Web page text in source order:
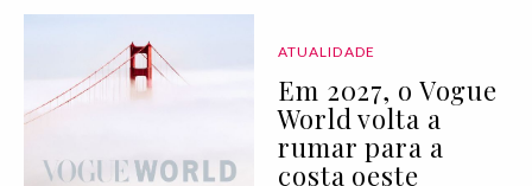
ATUALIDADE
Em 2027, o Vogue
World volta a
rumar para a
costa oeste